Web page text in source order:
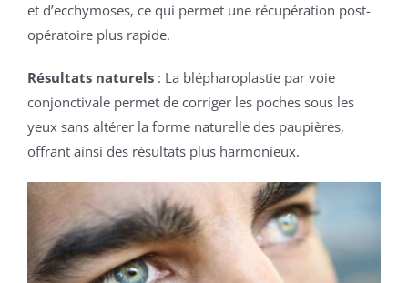
et d’ecchymoses, ce qui permet une récupération post-
opératoire plus rapide.
Résultats naturels : La blépharoplastie par voie
conjonctivale permet de corriger les poches sous les
yeux sans altérer la forme naturelle des paupières,
offrant ainsi des résultats plus harmonieux.